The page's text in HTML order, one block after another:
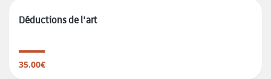
Déductions de l'art
35.00€